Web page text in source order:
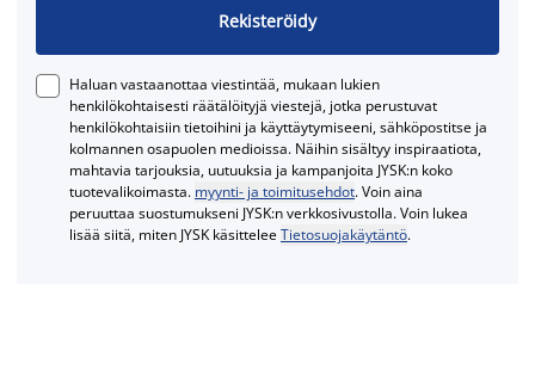
Rekisteröidy
Haluan vastaanottaa viestintää, mukaan lukien
henkilökohtaisesti räätälöityjä viestejä, jotka perustuvat
henkilökohtaisiin tietoihini ja käyttäytymiseeni, sähköpostitse ja
kolmannen osapuolen medioissa. Näihin sisältyy inspiraatiota,
mahtavia tarjouksia, uutuuksia ja kampanjoita JYSK:n koko
tuotevalikoimasta. myynti- ja toimitusehdot. Voin aina
peruuttaa suostumukseni JYSK:n verkkosivustolla. Voin lukea
lisää siitä, miten JYSK käsitteleeTietosuojakäytäntö.